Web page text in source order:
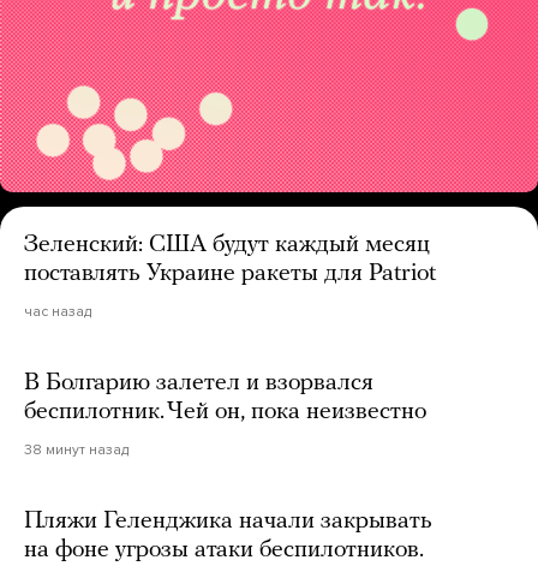
Зеленский: США будут каждый месяц
поставлять Украине ракеты для Patriot
час назад
В Болгарию залетел и взорвался
беспилотник. Чей он, пока неизвестно
38 минут назад
Пляжи Геленджика начали закрывать
на фоне угрозы атаки беспилотников.